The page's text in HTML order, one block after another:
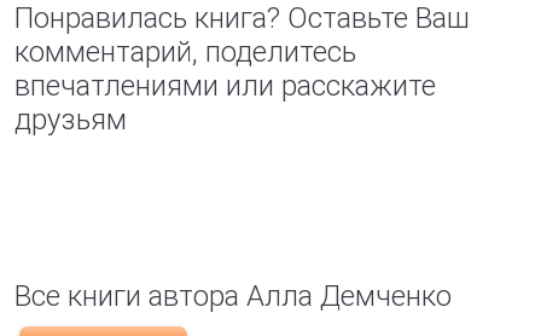
Понравилась книга? Оставьте Ваш
комментарий, поделитесь
впечатлениями или расскажите
друзьям
Все книги автора Алла Демченко